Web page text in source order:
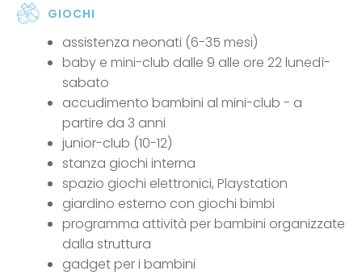
GIOCHI
assistenza neonati (6-35 mesi)
baby e mini-club dalle 9 alle ore 22 lunedì-
sabato
accudimento bambini al mini-club - a
partire da 3 anni
junior-club (10-12)
stanza giochi interna
spazio giochi elettronici, Playstation
giardino esterno con giochi bimbi
programma attività per bambini organizzate
dalla struttura
gadget per i bambini